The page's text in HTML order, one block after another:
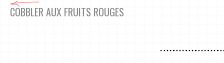
COBBLER AUX FRUITS ROUGES